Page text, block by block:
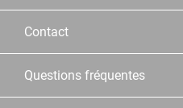
Contact
Questions fréquentes